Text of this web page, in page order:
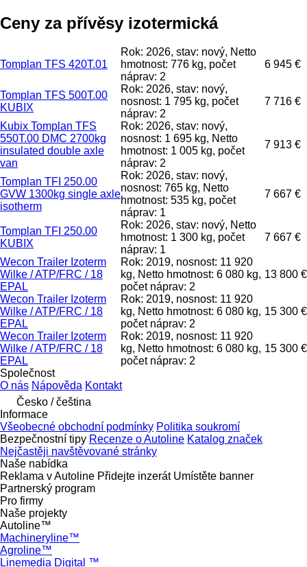
Ceny za přívěsy izotermická
Tomplan TFS 420T.01
Rok: 2026, stav: nový, Netto
hmotnost: 776 kg, počet
náprav: 2
6 945 €
Tomplan TFS 500T.00
KUBIX
Rok: 2026, stav: nový,
nosnost: 1 795 kg, počet
náprav: 2
7 716 €
Kubix Tomplan TFS
550T.00 DMC 2700kg
insulated double axle
van
Rok: 2026, stav: nový,
nosnost: 1 695 kg, Netto
hmotnost: 1 005 kg, počet
náprav: 2
7 913 €
Tomplan TFI 250.00
GVW 1300kg single axle
isotherm
Rok: 2026, stav: nový,
nosnost: 765 kg, Netto
hmotnost: 535 kg, počet
náprav: 1
7 667 €
Tomplan TFI 250.00
KUBIX
Rok: 2026, stav: nový, Netto
hmotnost: 1 300 kg, počet
náprav: 1
7 667 €
Wecon Trailer Izoterm
Wilke / ATP/FRC / 18
EPAL
Rok: 2019, nosnost: 11 920
kg, Netto hmotnost: 6 080 kg,
počet náprav: 2
13 800 €
Wecon Trailer Izoterm
Wilke / ATP/FRC / 18
EPAL
Rok: 2019, nosnost: 11 920
kg, Netto hmotnost: 6 080 kg,
počet náprav: 2
15 300 €
Wecon Trailer Izoterm
Wilke / ATP/FRC / 18
EPAL
Rok: 2019, nosnost: 11 920
kg, Netto hmotnost: 6 080 kg,
počet náprav: 2
15 300 €
Společnost
O nás Nápověda Kontakt
Česko / čeština
Informace
Všeobecné obchodní podmínky Politika soukromí
Bezpečnostní tipy Recenze o Autoline Katalog značek
Nejčastěji navštěvované stránky
Naše nabídka
Reklama v Autoline Přidejte inzerát Umístěte banner
Partnerský program
Pro firmy
Naše projekty
Autoline™
Machineryline™
Agroline™
Linemedia Digital ™